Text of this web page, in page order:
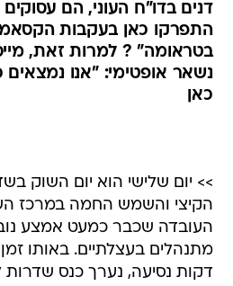
דנים בדו"ח העוני, הם
התפרקו כאן בעקבות
בטראומה" ? למרות זאת,
כאן
>> יום שלישי הוא יום השוק
הקיצי והשמש החמה במרכז
העובדה שכבר כמעט אמצע
מתנהלים בעצלתיים. באותו
דקות נסיעה, נערך כנס